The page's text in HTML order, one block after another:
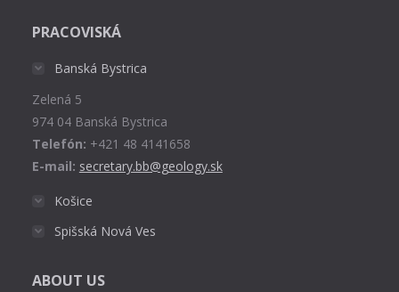
opens
window
PRACOVISKÁ
Banská Bystrica
Zelená 5
974 04 Banská Bystrica
Telefón: +421 48 4141658
E-mail: secretary.bb@geology.sk
Košice
Spišská Nová Ves
ABOUT US